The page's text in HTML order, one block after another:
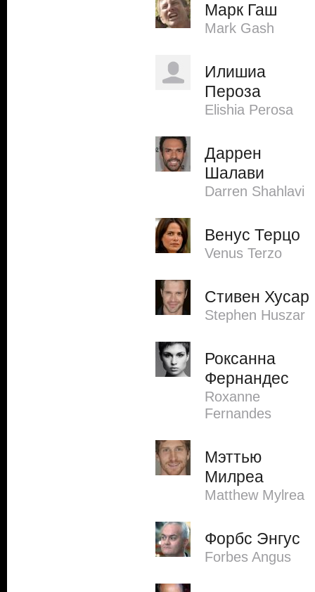
Марк Гаш
Mark Gash
Илишиа
Пероза
Elishia Perosa
Даррен
Шалави
Darren Shahlavi
Венус Терцо
Venus Terzo
Стивен Хусар
Stephen Huszar
Роксанна
Фернандес
Roxanne
Fernandes
Мэттью
Милреа
Matthew Mylrea
Форбс Энгус
Forbes Angus